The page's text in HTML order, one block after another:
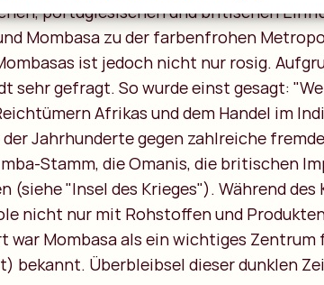
portugiesischen und britischen
Mombasa zu der farbenfrohen
ist jedoch nicht nur rosig.
sehr gefragt. So wurde einst gesagt:
Afrikas und dem Handel im
Jahrhunderte gegen zahlreiche
Stamm, die Omanis, die britischen
(siehe "Insel des Krieges"). Während des
nicht nur mit Rohstoffen und
war Mombasa als ein wichtiges Zentrum
bekannt. Überbleibsel dieser dunklen